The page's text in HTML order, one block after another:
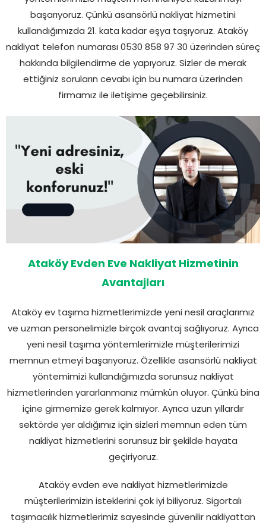
başarıyoruz. Çünkü asansörlü nakliyat hizmetini
kullandığımızda 21. kata kadar eşya taşıyoruz. Ataköy
nakliyat telefon numarası 0530 858 97 30 üzerinden süreç
hakkında bilgilendirme de yapıyoruz. Sizler de merak
ettiğiniz soruların cevabı için bu numara üzerinden
firmamız ile iletişime geçebilirsiniz.
Ataköy Evden Eve Nakliyat Hizmetinin
Avantajları
Ataköy ev taşıma hizmetlerimizde yeni nesil araçlarımız
ve uzman personelimizle birçok avantaj sağlıyoruz. Ayrıca
yeni nesil taşıma yöntemlerimizle müşterilerimizi
memnun etmeyi başarıyoruz. Özellikle asansörlü nakliyat
yöntemimizi kullandığımızda sorunsuz nakliyat
hizmetlerinden yararlanmanız mümkün oluyor. Çünkü bina
içine girmemize gerek kalmıyor. Ayrıca uzun yıllardır
sektörde yer aldığımız için sizleri memnun eden tüm
nakliyat hizmetlerini sorunsuz bir şekilde hayata
geçiriyoruz.
Ataköy evden eve nakliyat hizmetlerimizde
müşterilerimizin isteklerini çok iyi biliyoruz. Sigortalı
taşımacılık hizmetlerimiz sayesinde güvenilir nakliyattan